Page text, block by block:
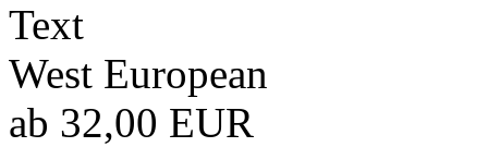
Text
West European
ab 32,00 EUR